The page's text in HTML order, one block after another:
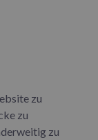
zu
zu
zu